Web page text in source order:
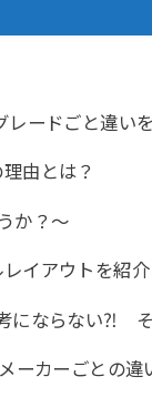
ードごと違い
由とは？
か？～
イアウトを紹
にならない⁈
ーカーごとの違